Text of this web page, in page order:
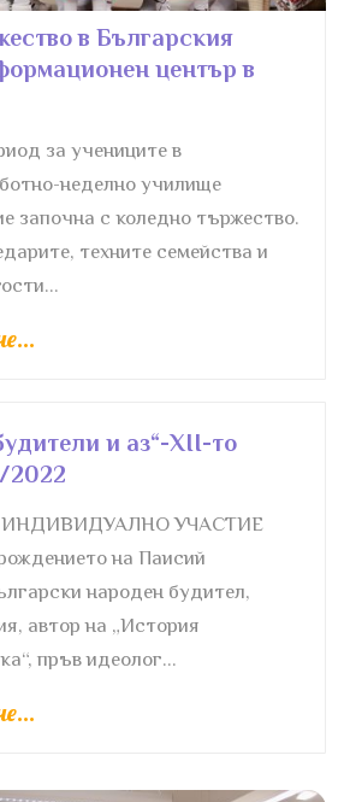
в Българския
център в
за учениците в
неделно училище
започна с коледно тържество.
техните семейства и
и аз“-XII-то
2022
УЧАСТИЕ
на Паисий
народен будител,
автор на „История
пръв идеолог...